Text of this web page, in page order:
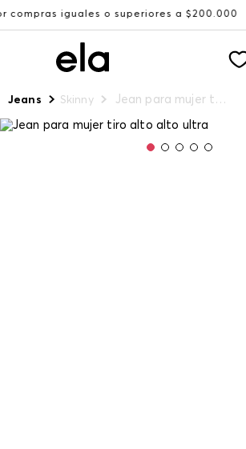
o superiores a $200.000
Jeans Skinny Jean para mujer tiro alto alto ultra